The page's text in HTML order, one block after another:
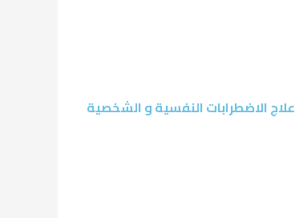
علاج الاضطرابات النفسية و الشخصية